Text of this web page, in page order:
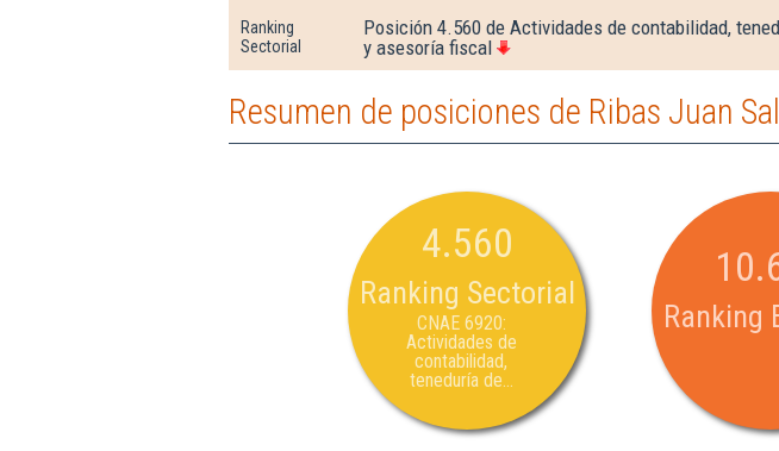
Ranking
Sectorial
Posición 4.560 de Actividades de contabilidad,
y asesoría fiscal
Resumen de posiciones de Ribas Juan
4.560
Ranking Sectorial
CNAE 6920:
Actividades de
contabilidad,
teneduría de...
Ranking